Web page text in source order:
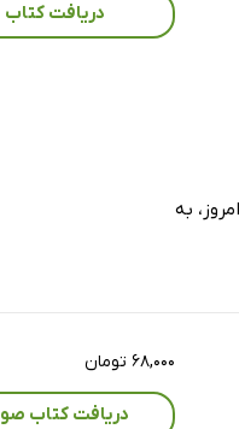
به
دریافت کتاب
۶۸,۰۰۰ تومان
دریافت کتاب